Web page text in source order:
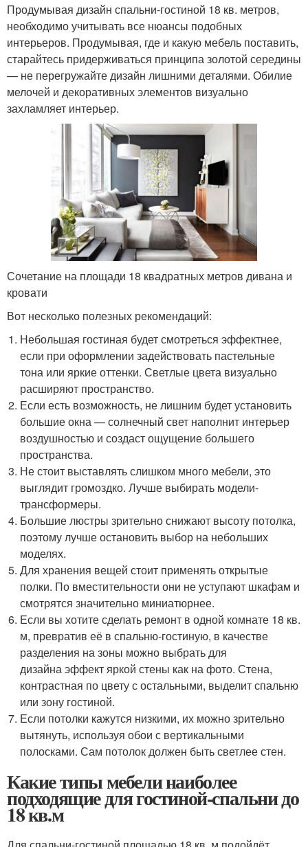
Продумывая дизайн спальни-гостиной 18 кв. метров,
необходимо учитывать все нюансы подобных
интерьеров. Продумывая, где и какую мебель поставить,
старайтесь придерживаться принципа золотой середины
— не перегружайте дизайн лишними деталями. Обилие
мелочей и декоративных элементов визуально
захламляет интерьер.
Сочетание на площади 18 квадратных метров дивана и
кровати
Вот несколько полезных рекомендаций:
Небольшая гостиная будет смотреться эффектнее,
если при оформлении задействовать пастельные
тона или яркие оттенки. Светлые цвета визуально
расширяют пространство.
Если есть возможность, не лишним будет установить
большие окна — солнечный свет наполнит интерьер
воздушностью и создаст ощущение большего
пространства.
Не стоит выставлять слишком много мебели, это
выглядит громоздко. Лучше выбирать модели-
трансформеры.
Большие люстры зрительно снижают высоту потолка,
поэтому лучше остановить выбор на небольших
моделях.
Для хранения вещей стоит применять открытые
полки. По вместительности они не уступают шкафам и
смотрятся значительно миниатюрнее.
Если вы хотите сделать ремонт в одной комнате 18 кв.
м, превратив её в спальню-гостиную, в качестве
разделения на зоны можно выбрать для
дизайна эффект яркой стены как на фото. Стена,
контрастная по цвету с остальными, выделит спальню
или зону гостиной.
Если потолки кажутся низкими, их можно зрительно
вытянуть, используя обои с вертикальными
полосками. Сам потолок должен быть светлее стен.
Какие типы мебели наиболее
подходящие для гостиной-спальни до
18 кв.м